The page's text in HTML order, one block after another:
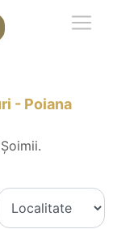
- Poiana